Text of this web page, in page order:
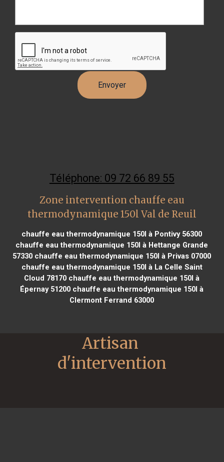
Téléphone: 09 72 66 89 55
Zone intervention chauffe eau
thermodynamique 150l Val de Reuil
chauffe eau thermodynamique 150l à Pontivy 56300
chauffe eau thermodynamique 150l à Hettange Grande
57330 chauffe eau thermodynamique 150l à Privas 07000
chauffe eau thermodynamique 150l à La Celle Saint
Cloud 78170 chauffe eau thermodynamique 150l à
Épernay 51200 chauffe eau thermodynamique 150l à
Clermont Ferrand 63000
Artisan
d'intervention